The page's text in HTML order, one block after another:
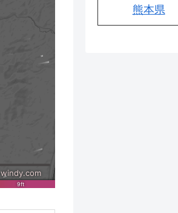
熊本県